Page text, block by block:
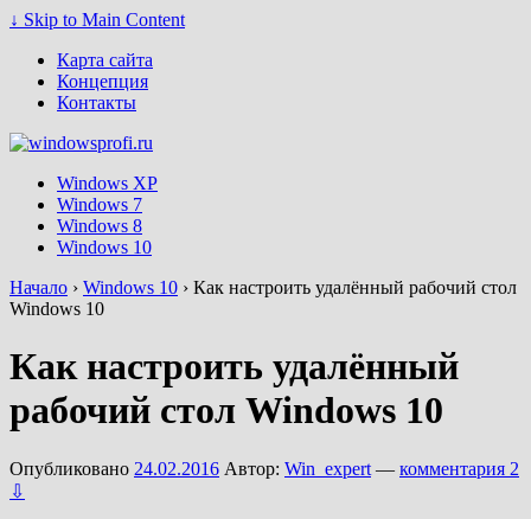
↓ Skip to Main Content
Карта сайта
Концепция
Контакты
Windows XP
Windows 7
Windows 8
Windows 10
Начало › Windows 10 › Как настроить удалённый рабочий стол
Windows 10
Как настроить удалённый
рабочий стол Windows 10
Опубликовано 24.02.2016 Автор: Win_expert — комментария 2
⇩